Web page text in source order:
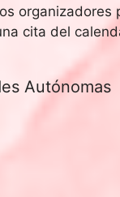
organizadores
cita del
Autónomas